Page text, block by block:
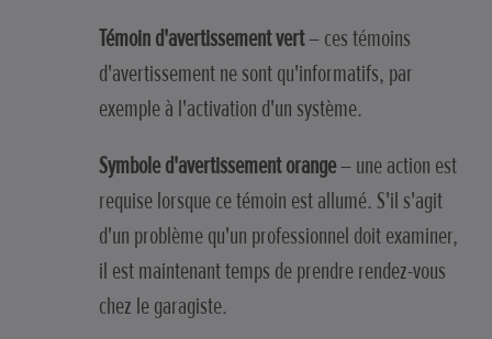
Témoin d'avertissement vert– ces témoins
d'avertissement ne sont qu'informatifs, par
exemple à l'activation d'un système.
Symbole d'avertissement orange– une action est
requise lorsque ce témoin est allumé. S'il s'agit
d'un problème qu'un professionnel doit examiner,
il est maintenant temps de prendre rendez-vous
chez le garagiste.